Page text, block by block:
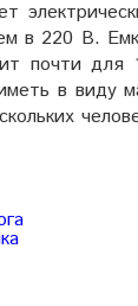
в 220 В.
почти для
в виду